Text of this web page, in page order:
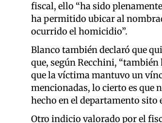
fiscal, ello “ha sido
ha permitido ubicar al
ocurrido el homicidio”.
Blanco también declaró que
que, según Recchini,
que la víctima mantuvo un
mencionadas, lo cierto es que
hecho en el departamento sito
Otro indicio valorado por el